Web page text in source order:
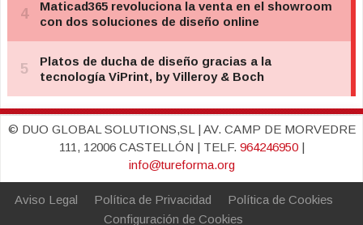
© DUO GLOBAL SOLUTIONS,SL | AV. CAMP DE MORVEDRE
111, 12006 CASTELLÓN | TELF. 964246950|
info@tureforma.org
Aviso Legal Política de Privacidad
Política de Cookies
Configuración de Cookies